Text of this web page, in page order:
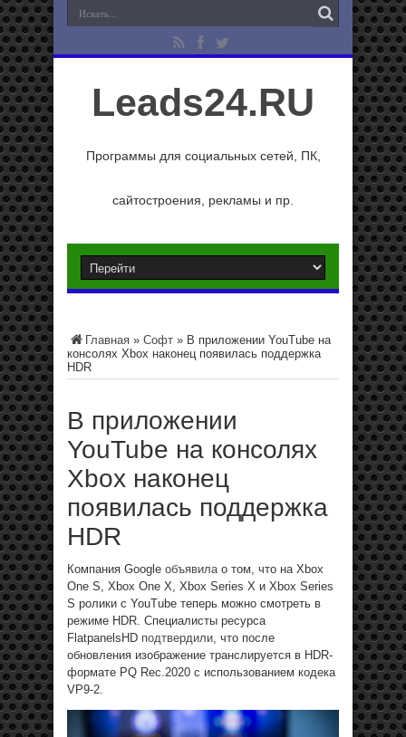
Leads24.RU
Программы для социальных сетей, ПК,
сайтостроения, рекламы и пр.
Главная » Софт » В приложении YouTube на
консолях Xbox наконец появилась поддержка
HDR
В приложении
YouTube на консолях
Xbox наконец
появилась поддержка
HDR
Компания Google объявилао том, что на Xbox
One S, Xbox One X, Xbox Series X и Xbox Series
S ролики c YouTube теперь можно смотреть в
режиме HDR. Специалисты ресурса
FlatpanelsHD подтвердили, что после
обновления изображение транслируется в HDR-
формате PQ Rec.2020 с использованием кодека
VP9-2.